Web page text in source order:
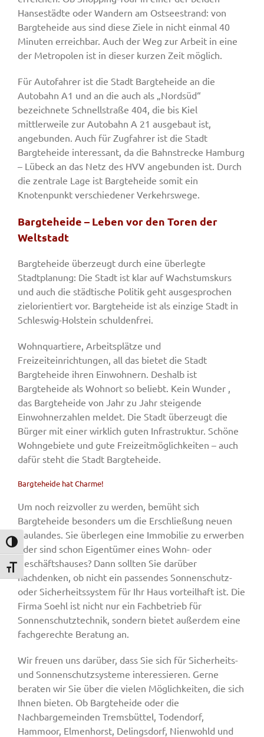
Umschalten auf hohe Kontraste
Schrift vergrößern
Hansestädte oder Wandern am Ostseestrand: von
Bargteheide aus sind diese Ziele in nicht einmal 40
Minuten erreichbar. Auch der Weg zur Arbeit in eine
der Metropolen ist in dieser kurzen Zeit möglich.
Für Autofahrer ist die Stadt Bargteheide an die
Autobahn A1 und an die auch als „Nordsüd“
bezeichnete Schnellstraße 404, die bis Kiel
mittlerweile zur Autobahn A 21 ausgebaut ist,
angebunden. Auch für Zugfahrer ist die Stadt
Bargteheide interessant, da die Bahnstrecke Hamburg
– Lübeck an das Netz des HVV angebunden ist. Durch
die zentrale Lage ist Bargteheide somit ein
Knotenpunkt verschiedener Verkehrswege.
Bargteheide – Leben vor den Toren der
Weltstadt
Bargteheide überzeugt durch eine überlegte
Stadtplanung: Die Stadt ist klar auf Wachstumskurs
und auch die städtische Politik geht ausgesprochen
zielorientiert vor. Bargteheide ist als einzige Stadt in
Schleswig-Holstein schuldenfrei.
Wohnquartiere, Arbeitsplätze und
Freizeiteinrichtungen, all das bietet die Stadt
Bargteheide ihren Einwohnern. Deshalb ist
Bargteheide als Wohnort so beliebt. Kein Wunder ,
das Bargteheide von Jahr zu Jahr steigende
Einwohnerzahlen meldet. Die Stadt überzeugt die
Bürger mit einer wirklich guten Infrastruktur. Schöne
Wohngebiete und gute Freizeitmöglichkeiten – auch
dafür steht die Stadt Bargteheide.
Bargteheide hat Charme!
Um noch reizvoller zu werden, bemüht sich
Bargteheide besonders um die Erschließung neuen
Baulandes. Sie überlegen eine Immobilie zu erwerben
oder sind schon Eigentümer eines Wohn- oder
Geschäftshauses? Dann sollten Sie darüber
nachdenken, ob nicht ein passendes Sonnenschutz-
oder Sicherheitssystem für Ihr Haus vorteilhaft ist. Die
Firma Soehl ist nicht nur ein Fachbetrieb für
Sonnenschutztechnik, sondern bietet außerdem eine
fachgerechte Beratung an.
Wir freuen uns darüber, dass Sie sich für Sicherheits-
und Sonnenschutzsysteme interessieren. Gerne
beraten wir Sie über die vielen Möglichkeiten, die sich
Ihnen bieten. Ob Bargteheide oder die
Nachbargemeinden Tremsbüttel, Todendorf,
Hammoor, Elmenhorst, Delingsdorf, Nienwohld und